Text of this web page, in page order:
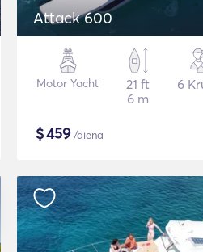
Attack 600
Motor Yacht
21 ft
6 m
6
$459/diena